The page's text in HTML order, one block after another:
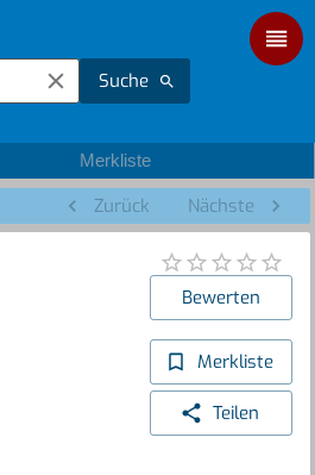
Suche
Merkliste
Zurück Nächste
Bewerten
Merkliste
Teilen